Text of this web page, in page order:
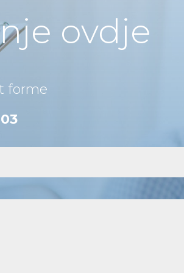
ovdje
forme